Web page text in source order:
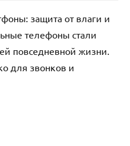
защита от влаги и
телефоны стали
повседневной жизни.
для звонков и